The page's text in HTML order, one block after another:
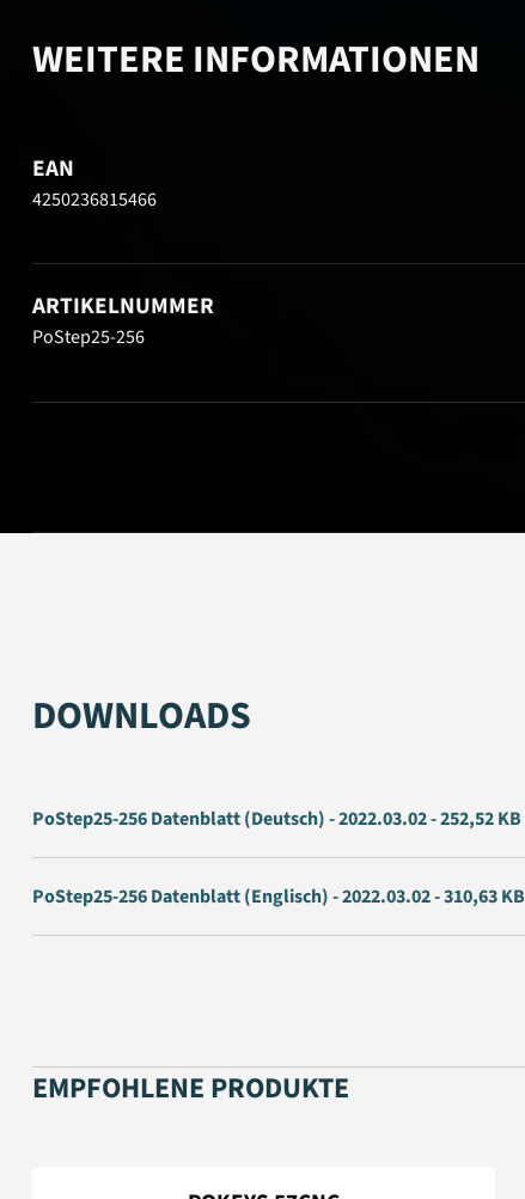
WEITERE INFORMATIONEN
EAN
4250236815466
ARTIKELNUMMER
PoStep25-256
DOWNLOADS
PoStep25-256 Datenblatt (Deutsch) - 2022.03.02 - 252,52 KB
PoStep25-256 Datenblatt (Englisch) - 2022.03.02 - 310,63 KB
EMPFOHLENE PRODUKTE